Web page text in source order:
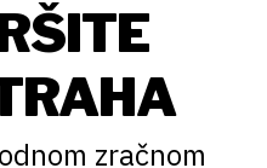
zračnom